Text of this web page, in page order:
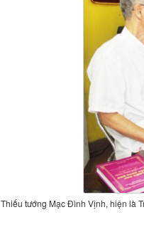
Thiếu tướng Mạc Đình Vịnh, hiện là